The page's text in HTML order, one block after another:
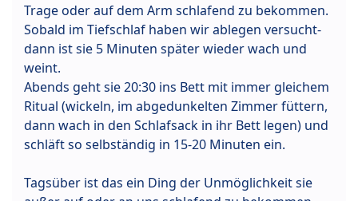
Trage oder auf dem Arm schlafend zu bekommen.
Sobald im Tiefschlaf haben wir ablegen versucht-
dann ist sie 5 Minuten später wieder wach und
weint.
Abends geht sie 20:30 ins Bett mit immer gleichem
Ritual (wickeln, im abgedunkelten Zimmer füttern,
dann wach in den Schlafsack in ihr Bett legen) und
schläft so selbständig in 15-20 Minuten ein.
Tagsüber ist das ein Ding der Unmöglichkeit sie